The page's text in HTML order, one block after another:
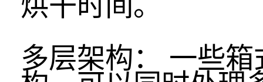
多层架构： 一些